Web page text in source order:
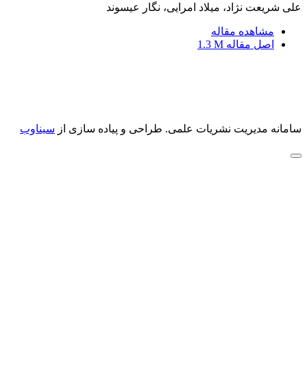
علی شریعت نژاد، میلاد امرایی، نگار عیسوند
مشاهده مقاله
اصل مقاله 1.3 M
سامانه مدیریت نشریات علمی. طراحی و پیاده سازی از سیناوب